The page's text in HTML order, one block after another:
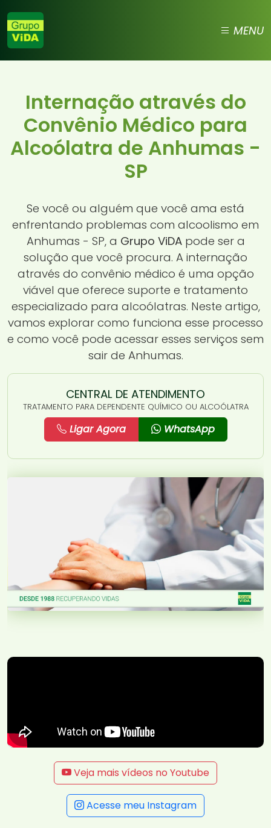
MENU
Internação através do
Convênio Médico para
Alcoólatra de Anhumas -
SP
Se você ou alguém que você ama está
enfrentando problemas com alcoolismo em
Anhumas - SP, a Grupo ViDApode ser a
solução que você procura. A internação
através do convênio médico é uma opção
viável que oferece suporte e tratamento
especializado para alcoólatras. Neste artigo,
vamos explorar como funciona esse processo
e como você pode acessar esses serviços sem
sair de Anhumas.
CENTRAL DE ATENDIMENTO
TRATAMENTO PARA DEPENDENTE QUÍMICO OU ALCOÓLATRA
Ligar Agora WhatsApp
Veja mais vídeos no Youtube
Acesse meu Instagram